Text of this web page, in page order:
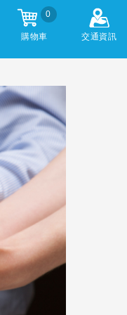
0
購物車 交通資訊